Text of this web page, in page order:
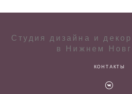
Студия дизайна и
в Нижнем
КОНТАКТЫ